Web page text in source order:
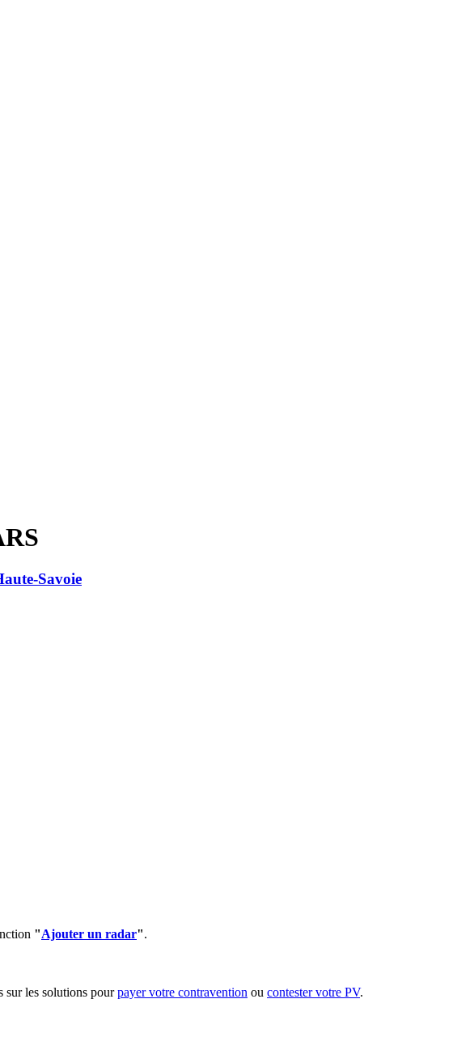
Savoie
"Ajouter un radar".
sur les solutions pourpayer votre contravention ou contester votre PV.